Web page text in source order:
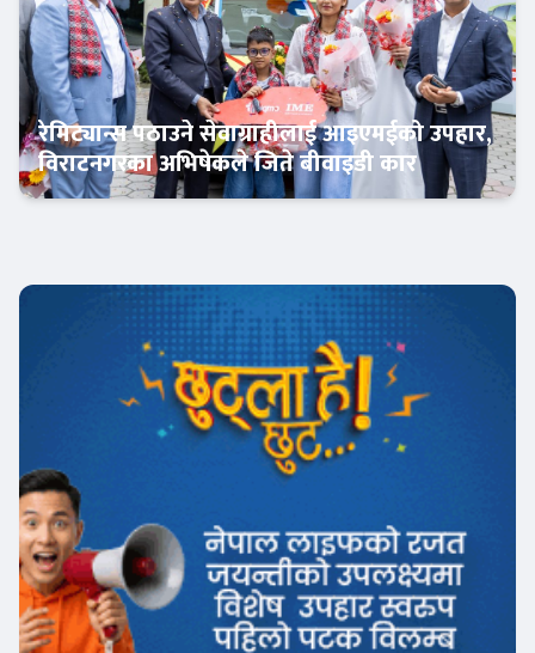
रेमिट्यान्स पठाउने सेवाग्राहीलाई आइएमईको उपहार,
विराटनगरका अभिषेकले जिते बीवाइडी कार